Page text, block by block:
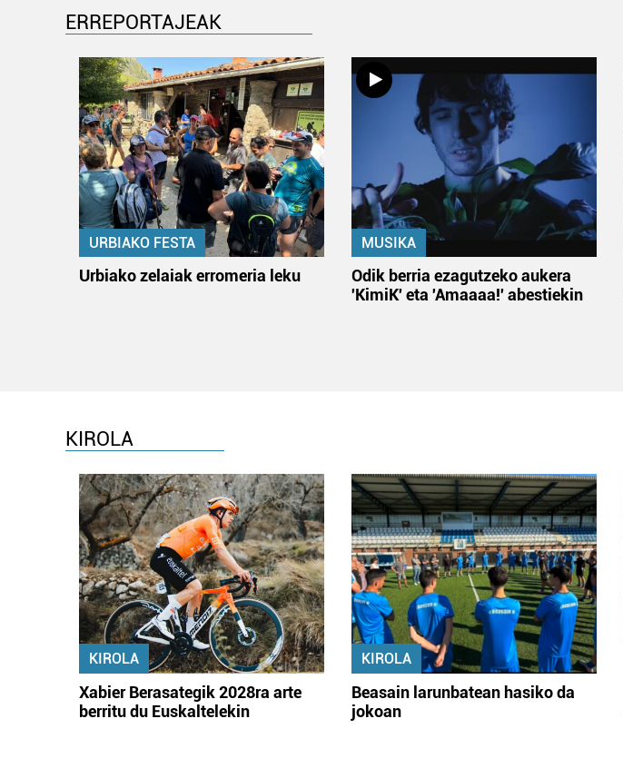
ERREPORTAJEAK
URBIAKO FESTA
Urbiako zelaiak erromeria leku
MUSIKA
Odik berria ezagutzeko aukera
'KimiK' eta 'Amaaaa!' abestiekin
KIROLA
KIROLA
Xabier Berasategik 2028ra arte
berritu du Euskaltelekin
KIROLA
Beasain larunbatean hasiko da
jokoan